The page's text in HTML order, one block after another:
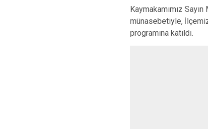
Kaymakamımız
münasebetiyle,
programına katıldı.